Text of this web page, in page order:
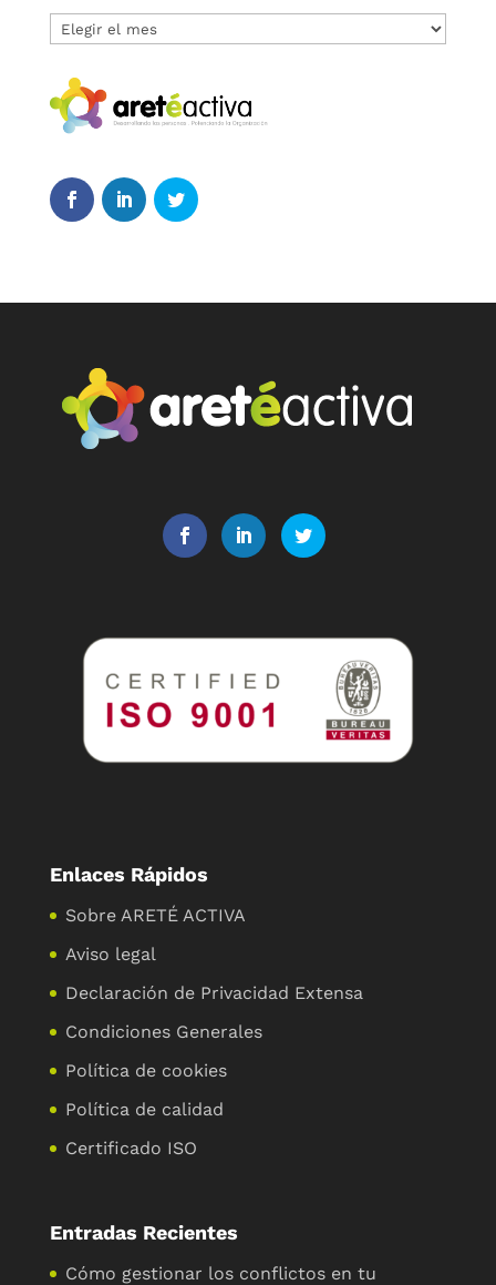
Archivos
Enlaces Rápidos
Sobre ARETÉ ACTIVA
Aviso legal
Declaración de Privacidad Extensa
Condiciones Generales
Política de cookies
Política de calidad
Certificado ISO
Entradas Recientes
Cómo gestionar los conflictos en tu